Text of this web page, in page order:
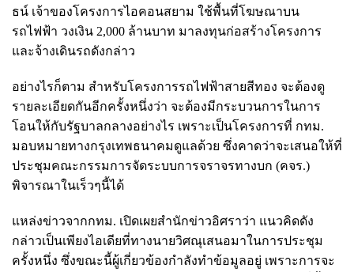
ธน์ เจ้าของโครงการไอคอนสยาม ใช้พื้นที่โฆษณาบน
รถไฟฟ้า วงเงิน 2,000 ล้านบาท มาลงทุนก่อสร้างโครงการ
และจ้างเดินรถดังกล่าว
อย่างไรก็ตาม สำหรับโครงการรถไฟฟ้าสายสีทอง จะต้องดู
รายละเอียดกันอีกครั้งหนึ่งว่า จะต้องมีกระบวนการในการ
โอนให้กับรัฐบาลกลางอย่างไร เพราะเป็นโครงการที่ กทม.
มอบหมายทางกรุงเทพธนาคมดูแลด้วย ซึ่งคาดว่าจะเสนอให้ที่
ประชุมคณะกรรมการจัดระบบการจราจรทางบก (คจร.)
พิจารณาในเร็วๆนี้ได้
แหล่งข่าวจากกทม. เปิดเผยสำนักข่าวอิศราว่า แนวคิดดัง
กล่าวเป็นเพียงไอเดียที่ทางนายวิศณุเสนอมาในการประชุม
ครั้งหนึ่ง ซึ่งขณะนี้ผู้เกี่ยวข้องกำลังทำข้อมูลอยู่ เพราะการจะ